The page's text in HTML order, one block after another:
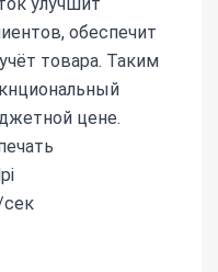
обеспечит
товара. Таким
цене.